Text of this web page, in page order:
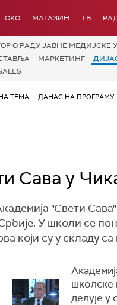
OKO МАГАЗИН ТВ
О РАДУ ЈАВНЕ МЕДИЈСКЕ
МАРКЕТИНГ
ТЕМА ДАНАС НА ПРОГРАМУ
Сава у
"Свети
У школи се
који су у складу
школске
делује у